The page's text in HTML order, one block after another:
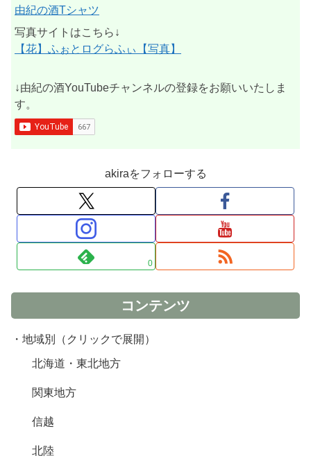
由紀の酒Tシャツ
写真サイトはこちら↓
【花】ふぉとログらふぃ【写真】
↓由紀の酒YouTubeチャンネルの登録をお願いいたしま
す。
akiraをフォローする
0
コンテンツ
・地域別（クリックで展開）
北海道・東北地方
関東地方
信越
北陸